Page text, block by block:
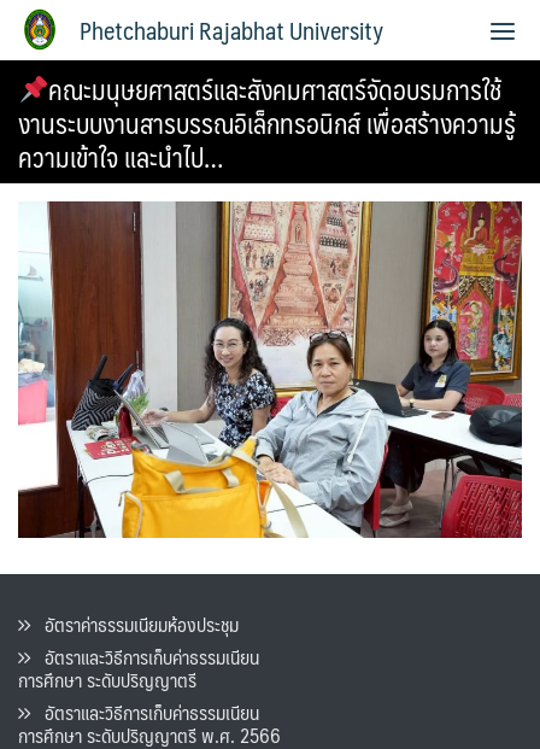
Phetchaburi Rajabhat University
คณะมนุษยศาสตร์และสังคมศาสตร์จัดอบรมการใช้
งานระบบงานสารบรรณอิเล็กทรอนิกส์ เพื่อสร้างความรู้
ความเข้าใจ และนำไป…
อัตราค่าธรรมเนียมห้องประชุม
อัตราและวิธีการเก็บค่าธรรมเนียน
การศึกษา ระดับปริญญาตรี
อัตราและวิธีการเก็บค่าธรรมเนียน
การศึกษา ระดับปริญญาตรี พ.ศ. 2566